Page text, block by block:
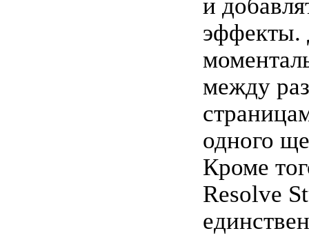
и
эффекты.
между
одного
Кроме
Resolve